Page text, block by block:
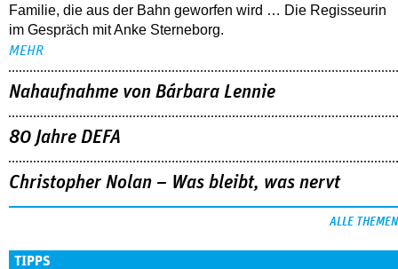
Familie, die aus der Bahn geworfen wird … Die Regisseurin
im Gespräch mit Anke Sterneborg.
MEHR
Nahaufnahme von Bárbara Lennie
80 Jahre DEFA
Christopher Nolan – Was bleibt, was nervt
ALLE THEMEN
TIPPS